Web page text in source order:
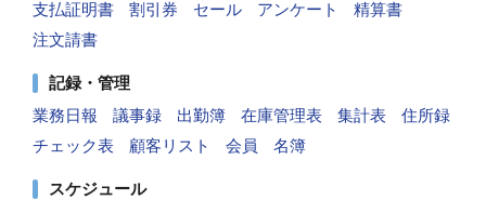
支払証明書
割引券 セール アンケート
精算書
注文請書
記録・管理
業務日報
議事録 出勤簿 在庫管理表 集計表
住所録
チェック表
顧客リスト 会員 名簿
スケジュール